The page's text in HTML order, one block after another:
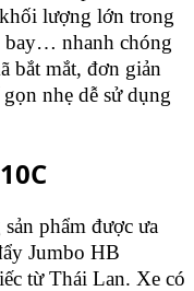
lượng lớn trong
bay… nhanh chóng
bắt mắt, đơn giản
nhẹ dễ sử dụng
phẩm được ưa
Jumbo HB
từ Thái Lan. Xe có